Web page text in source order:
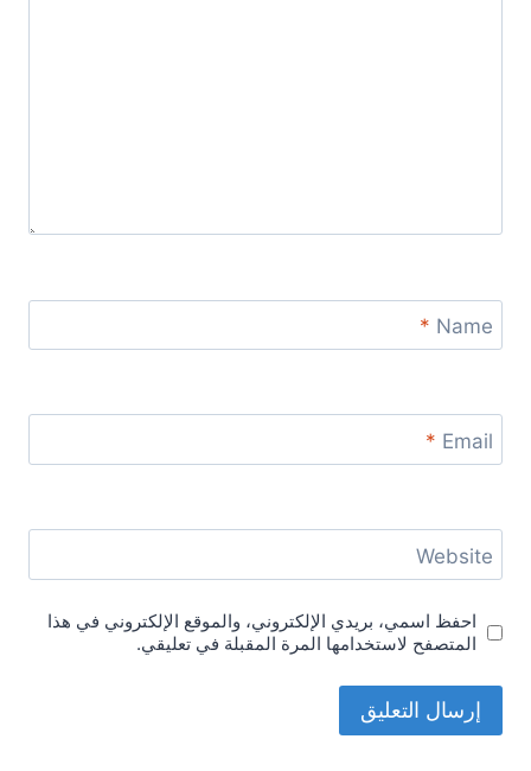
Name
*
Email
*
Website
احفظ اسمي، بريدي الإلكتروني، والموقع الإلكتروني في هذا
المتصفح لاستخدامها المرة المقبلة في تعليقي.